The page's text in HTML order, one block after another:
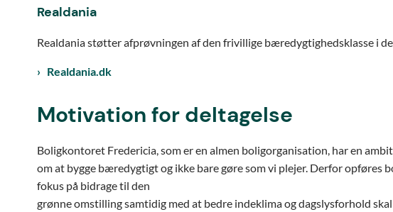
Realdania
Realdania støtter afprøvningen af den frivillige bæredygtighedsklasse i
Realdania.dk
Motivation for deltagelse
Boligkontoret Fredericia, som er en almen boligorganisation, har en
om at bygge bæredygtigt og ikke bare gøre som vi plejer. Derfor opføres
fokus på bidrage til den
grønne omstilling samtidig med at bedre indeklima og dagslysforhold